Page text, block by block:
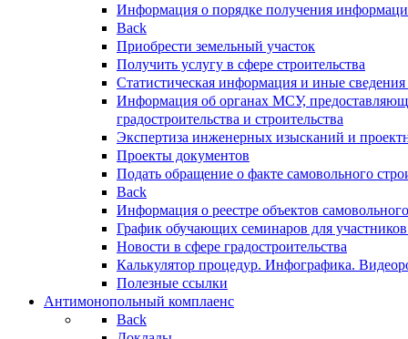
Информация о порядке получения
Back
Приобрести земельный участок
Получить услугу в сфере строительства
Статистическая информация и иные сведения
Информация об органах МСУ,
градостроительства и строительства
Экспертиза инженерных изысканий и
Проекты документов
Подать обращение о факте самовольного
Back
Информация о реестре объектов
График обучающих семинаров для участников
Новости в сфере градостроительства
Калькулятор процедур. Инфографика.
Полезные ссылки
Антимонопольный комплаенс
Back